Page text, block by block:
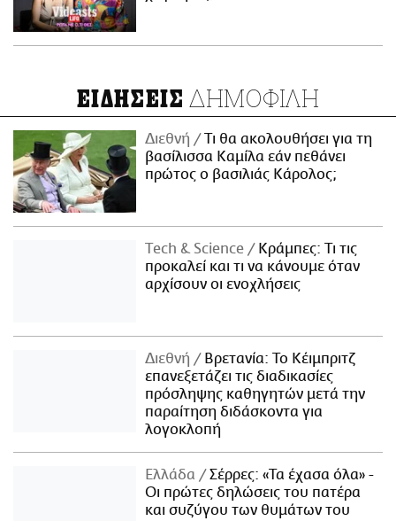
ΕΙΔΗΣΕΙΣ ΔΗΜΟΦΙΛΗ
Διεθνή
Τι θα ακολουθήσει για τη
βασίλισσα Καμίλα εάν πεθάνει
πρώτος ο βασιλιάς Κάρολος;
Τech & Science
Κράμπες: Τι τις
προκαλεί και τι να κάνουμε όταν
αρχίσουν οι ενοχλήσεις
Διεθνή
Βρετανία: Το Κέιμπριτζ
επανεξετάζει τις διαδικασίες
πρόσληψης καθηγητών μετά την
παραίτηση διδάσκοντα για
λογοκλοπή
Ελλάδα
Σέρρες: «Τα έχασα όλα» -
Οι πρώτες δηλώσεις του πατέρα
και συζύγου των θυμάτων του